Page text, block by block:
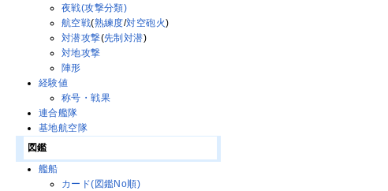
夜戦(攻撃分類)
航空戦(熟練度/対空砲火)
対潜攻撃(先制対潜)
対地攻撃
陣形
経験値
称号・戦果
連合艦隊
基地航空隊
図鑑
艦船
カード(図鑑No順)